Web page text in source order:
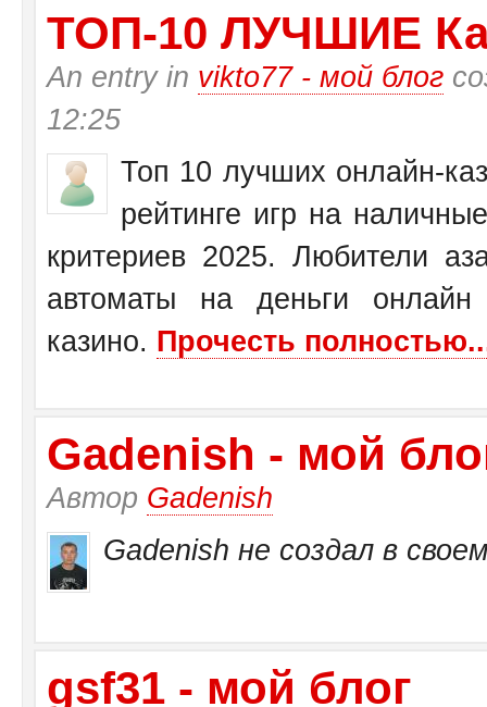
ТО­П-10 ЛУЧШИЕ
An entry in vikto77 - мой блог
12:25
Топ 10 лучших онлайн-
рейтинге игр на
критериев 2025. Любители
автоматы на деньги
казино. Прочесть
Gadenish - мой
Автор Gadenish
Gadenish не создал в
gsf31 - мой блог